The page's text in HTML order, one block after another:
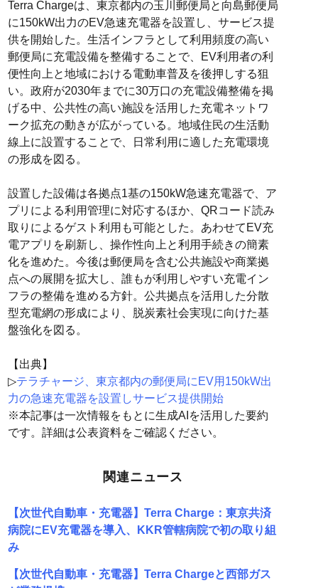
Terra Chargeは、東京都内の玉川郵便局と向島郵便局
に150kW出力のEV急速充電器を設置し、サービス提
供を開始した。生活インフラとして利用頻度の高い
郵便局に充電設備を整備することで、EV利用者の利
便性向上と地域における電動車普及を後押しする狙
い。政府が2030年までに30万口の充電設備整備を掲
げる中、公共性の高い施設を活用した充電ネットワ
ーク拡充の動きが広がっている。地域住民の生活動
線上に設置することで、日常利用に適した充電環境
の形成を図る。
設置した設備は各拠点1基の150kW急速充電器で、ア
プリによる利用管理に対応するほか、QRコード読み
取りによるゲスト利用も可能とした。あわせてEV充
電アプリを刷新し、操作性向上と利用手続きの簡素
化を進めた。今後は郵便局を含む公共施設や商業拠
点への展開を拡大し、誰もが利用しやすい充電イン
フラの整備を進める方針。公共拠点を活用した分散
型充電網の形成により、脱炭素社会実現に向けた基
盤強化を図る。
【出典】
▷テラチャージ、東京都内の郵便局にEV用150kW出
力の急速充電器を設置しサービス提供開始
※本記事は一次情報をもとに生成AIを活用した要約
です。詳細は公表資料をご確認ください。
関連ニュース
【次世代自動車・充電器】Terra Charge：東京共済
病院にEV充電器を導入、KKR管轄病院で初の取り組
み
【次世代自動車・充電器】Terra Chargeと西部ガス